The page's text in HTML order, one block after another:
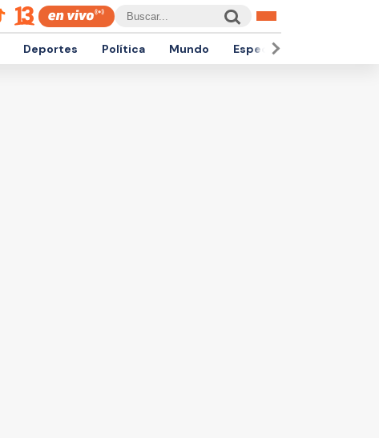
Deportes Política Mundo Espectáculos